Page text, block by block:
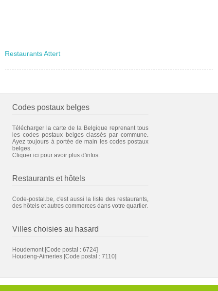
Restaurants Attert
Codes postaux belges
Télécharger la carte de la Belgique reprenant tous
les codes postaux belges classés par commune.
Ayez toujours à portée de main les codes postaux
belges.
Cliquer ici pour avoir plus d'infos.
Restaurants et hôtels
Code-postal.be, c'est aussi la liste des restaurants,
des hôtels et autres commerces dans votre quartier.
Villes choisies au hasard
Houdemont [Code postal : 6724]
Houdeng-Aimeries [Code postal : 7110]